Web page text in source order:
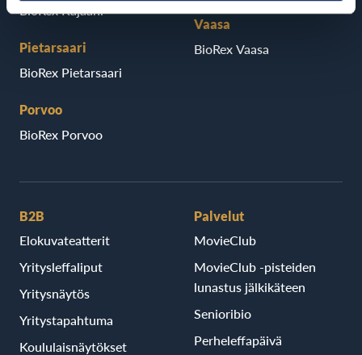
BioRex Kajaani
Pietarsaari
BioRex Pietarsaari
Porvoo
BioRex Porvoo
Vaasa
BioRex Vaasa
B2B
Elokuvateatterit
Yritysleffaliput
Yritysnäytös
Yritystapahtuma
Koululaisnäytökset
Palvelut
MovieClub
MovieClub -pisteiden
lunastus jälkikäteen
Senioribio
Perheleffapäivä